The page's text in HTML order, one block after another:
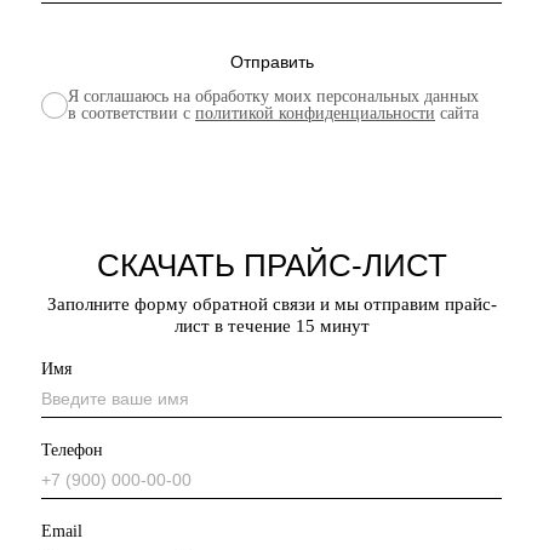
Я соглашаюсь на обработку моих персональных данных
в соответствии с политикой конфиденциальности сайта
СКАЧАТЬ ПРАЙС-ЛИСТ
Заполните форму обратной связи и мы отправим прайс-
лист в течение 15 минут
Имя
Телефон
Email